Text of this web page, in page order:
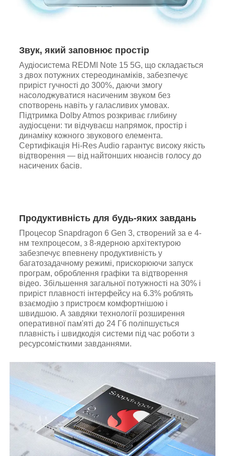
Звук, який заповнює простір
Аудіосистема REDMI Note 15 5G, що складається
з двох потужних стереодинаміків, забезпечує
приріст гучності до 300%, даючи змогу
насолоджуватися насиченим звуком без
спотворень навіть у галасливих умовах.
Підтримка Dolby Atmos розкриває глибину
аудіосцени: ти відчуваєш напрямок, простір і
динаміку кожного звукового елемента.
Сертифікація Hi-Res Audio гарантує високу якість
відтворення — від найтонших нюансів голосу до
насичених басів.
Продуктивність для будь-яких завдань
Процесор Snapdragon 6 Gen 3, створений за е 4-
нм техпроцесом, з 8-ядерною архітектурою
забезпечує впевнену продуктивність у
багатозадачному режимі, прискорюючи запуск
програм, оброблення графіки та відтворення
відео. Збільшення загальної потужності на 30% і
приріст плавності інтерфейсу на 6.3% роблять
взаємодію з пристроєм комфортнішою і
швидшою. А завдяки технології розширення
оперативної пам'яті до 24 Гб поліпшується
плавність і швидкодія системи під час роботи з
ресурсомісткими завданнями.